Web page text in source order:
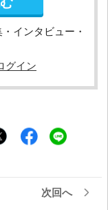
インタビュー・
グイン
次回へ